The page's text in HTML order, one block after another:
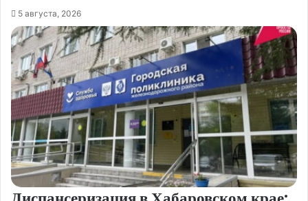
5 августа, 2026